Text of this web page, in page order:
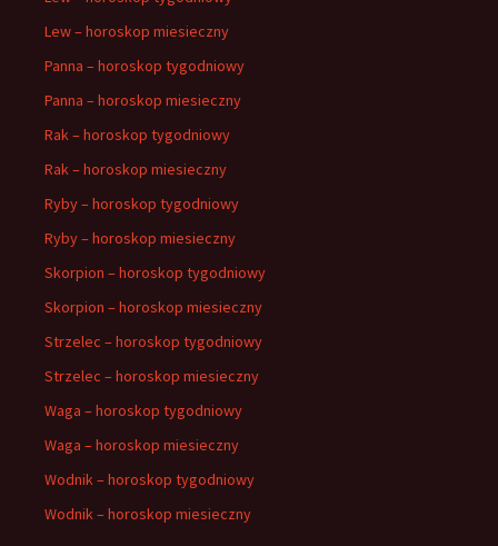
Lew – horoskop miesieczny
Panna – horoskop tygodniowy
Panna – horoskop miesieczny
Rak – horoskop tygodniowy
Rak – horoskop miesieczny
Ryby – horoskop tygodniowy
Ryby – horoskop miesieczny
Skorpion – horoskop tygodniowy
Skorpion – horoskop miesieczny
Strzelec – horoskop tygodniowy
Strzelec – horoskop miesieczny
Waga – horoskop tygodniowy
Waga – horoskop miesieczny
Wodnik – horoskop tygodniowy
Wodnik – horoskop miesieczny